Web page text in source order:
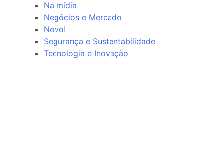
Na mídia
Negócios e Mercado
Novo!
Segurança e Sustentabilidade
Tecnologia e Inovação